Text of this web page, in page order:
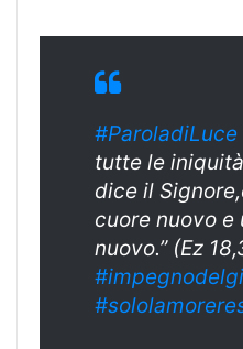
#ParoladiLuce
tutte le
dice il
cuore nuovo e
nuovo.” (Ez
#